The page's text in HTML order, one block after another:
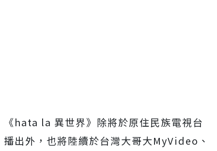
《hata la 異世界》除將於原住民族電視台
播出外， 也將陸續於台灣大哥大MyVideo、